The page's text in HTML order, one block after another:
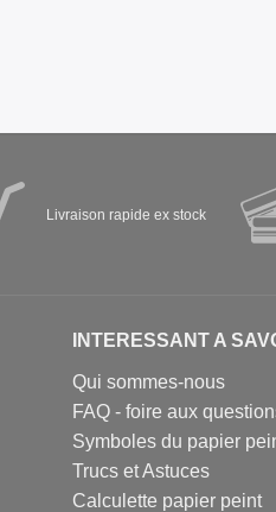
Livraison rapide ex stock
INTERESSANT A
Qui sommes-nous
FAQ - foire aux
Symboles du papier
Trucs et Astuces
Calculette papier peint